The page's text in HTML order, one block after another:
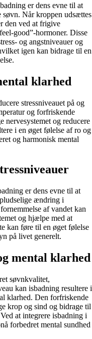
er dens evne til at
søvn. Når kroppen udsættes
den ved at frigive
good”-hormoner. Disse
og angstniveauer og
igen kan bidrage til en
klarhed
stressniveauet på og
og forfriskende
nervesystemet og reducere
i en øget følelse af ro og
og harmonisk mental
er dens evne til at
ændring i
af vandet kan
og hjælpe med at
kan føre til en øget følelse
på livet generelt.
mental klarhed
søvnkvalitet,
kan isbadning resultere i
klarhed. Den forfriskende
krop og sind og bidrage til
at integrere isbadning i
forbedret mental sundhed